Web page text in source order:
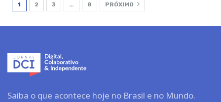
1 2 3 … 8 PRÓXIMO
Saiba o que acontece hoje no Brasil e no Mundo.